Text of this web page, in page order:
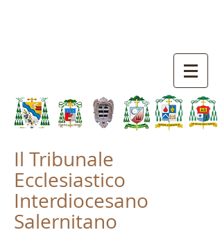
Il Tribunale
Ecclesiastico
Interdiocesano
Salernitano